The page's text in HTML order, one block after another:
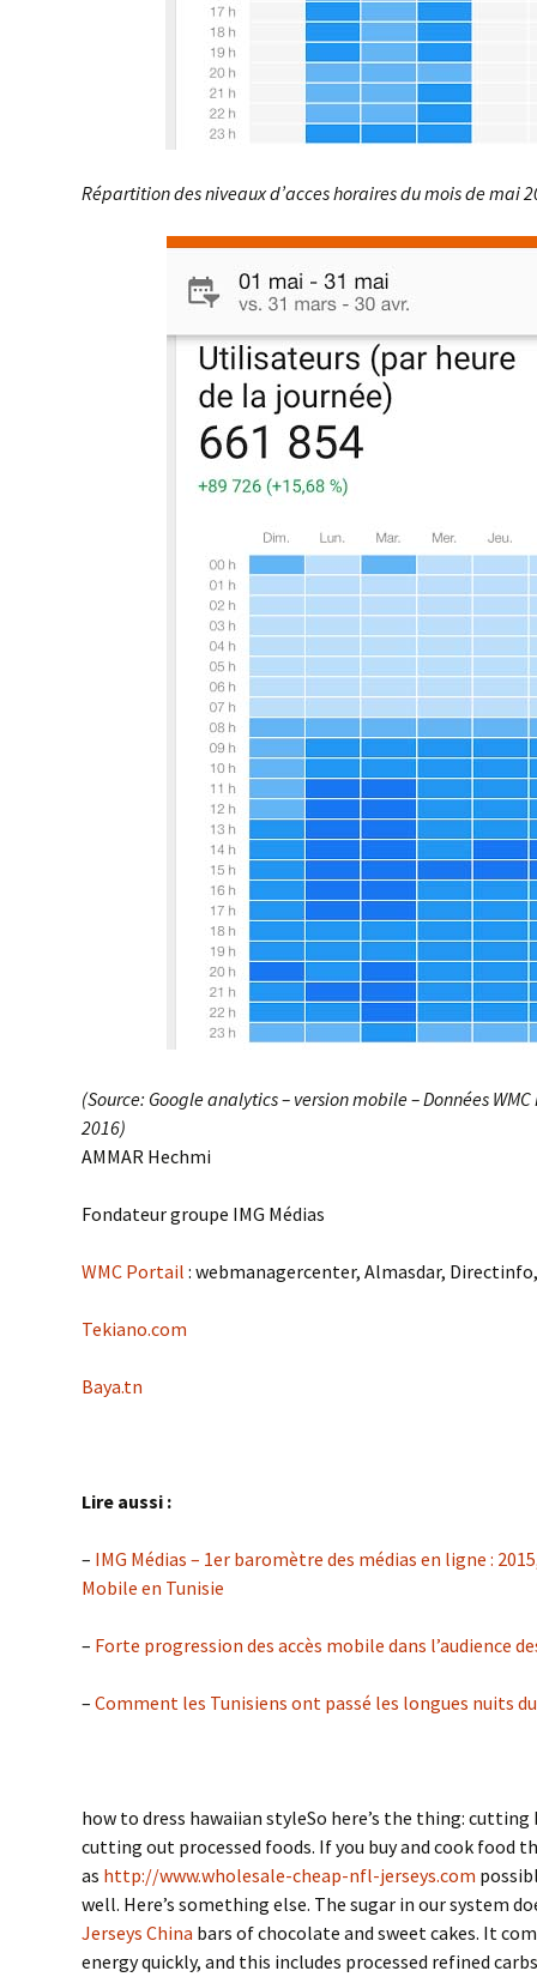
Répartition des niveaux d’acces horaires du mois de mai
(Source: Google analytics – version mobile – Données
2016)
AMMAR Hechmi
Fondateur groupe IMG Médias
WMC Portail : webmanagercenter, Almasdar, Directinfo,
Tekiano.com
Baya.tn
Lire aussi :
– IMG Médias – 1er baromètre des médias en ligne :
Mobile en Tunisie
– Forte progression des accès mobile dans l’audience
– Comment les Tunisiens ont passé les longues nuits
how to dress hawaiian styleSo here’s the thing: cutting
cutting out processed foods. If you buy and cook food
as http://www.wholesale-cheap-nfl-jerseys.com
well. Here’s something else. The sugar in our system
Jerseys China bars of chocolate and sweet cakes. It
energy quickly, and this includes processed refined